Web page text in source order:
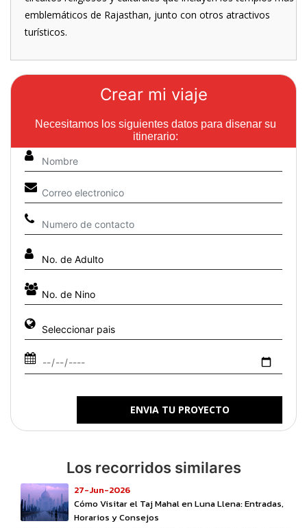
emblemáticos de Rajasthan, junto con otros atractivos
turísticos.
Crear mi viaje
Necesitamos los siguientes datos para disenar su
itinerario:
ENVIA TU PROYECTO
Los recorridos similares
27-Jun-2026
Cómo Visitar el Taj Mahal en Luna Llena: Entradas,
Horarios y Consejos